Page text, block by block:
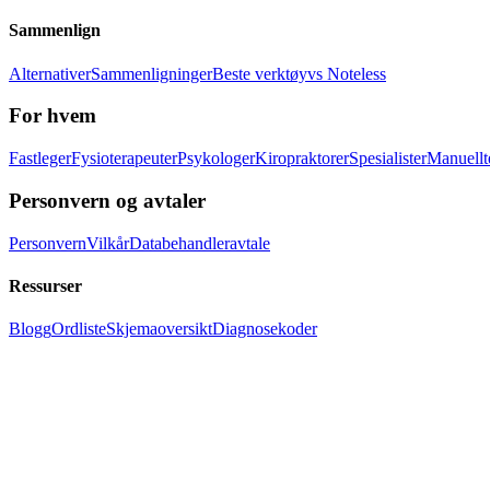
Sammenlign
AlternativerSammenligningerBeste verktøyvs Noteless
For hvem
FastlegerFysioterapeuterPsykologerKiropraktorerSpesialister
Personvern og avtaler
PersonvernVilkårDatabehandleravtale
Ressurser
BloggOrdlisteSkjemaoversiktDiagnosekoder